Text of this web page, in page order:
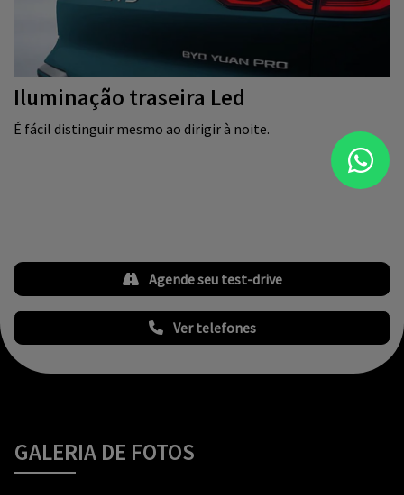
Iluminação traseira Led
É fácil distinguir mesmo ao dirigir à noite.
Ver telefones
Agende seu test-drive
GALERIA DE FOTOS